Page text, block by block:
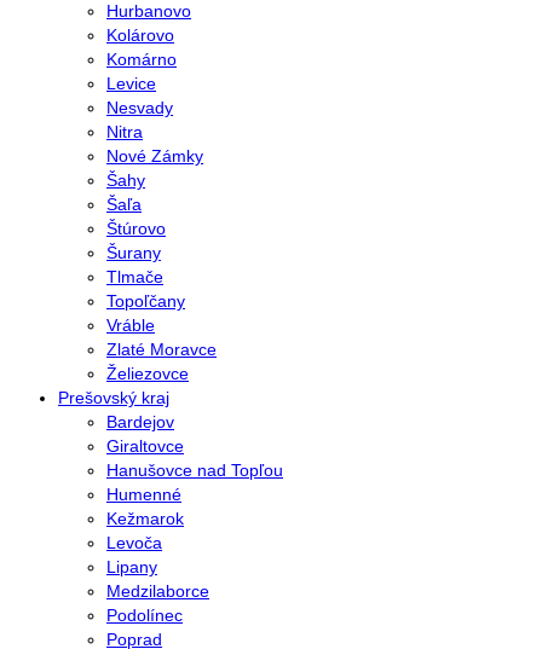
Hurbanovo
Kolárovo
Komárno
Levice
Nesvady
Nitra
Nové Zámky
Šahy
Šaľa
Štúrovo
Šurany
Tlmače
Topoľčany
Vráble
Zlaté Moravce
Želiezovce
Prešovský kraj
Bardejov
Giraltovce
Hanušovce nad Topľou
Humenné
Kežmarok
Levoča
Lipany
Medzilaborce
Podolínec
Poprad